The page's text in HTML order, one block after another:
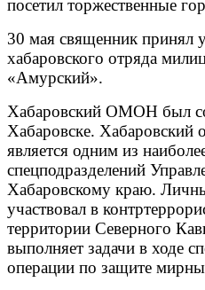
посетил торжественные
30 мая священник принял
хабаровского отряда
«Амурский».
Хабаровский ОМОН был
Хабаровске. Хабаровский
является одним из
спецподразделений
Хабаровскому краю.
участвовал в
территории Северного
выполняет задачи в ходе
операции по защите